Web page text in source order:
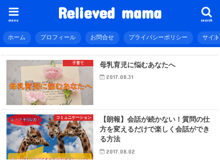
Relieved mama search
menu
ホーム プロフィール お問合せ プライバシーポリシー サイ
子育て 母乳育児に悩むあなたへ
2017.08.31
コミュニケーション
【朗報】会話が続かない！質問の仕
方を変えるだけで楽しく会話ができ
る方法
2017.08.02